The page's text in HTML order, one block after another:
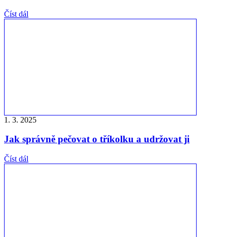
Číst dál
1. 3. 2025
Jak správně pečovat o tříkolku a udržovat ji
Číst dál